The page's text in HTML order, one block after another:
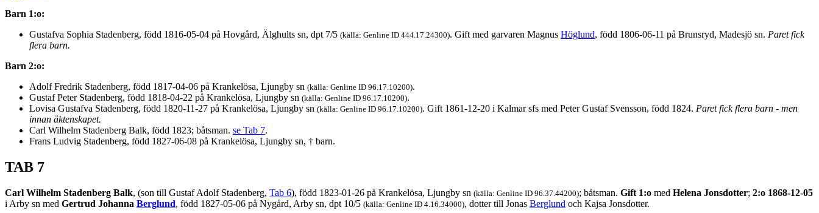
Barn 1:o:
Gustafva Sophia Stadenberg, född 1816-05-04 på Hovgård, Älghults sn, dpt 7/5 (källa: Genline ID 444.17.24300). Gift med garvaren Magnus Höglund, född 1806-06-11 på Brunsryd, Madesjö sn. Paret fick
flera barn.
Barn 2:o:
Adolf Fredrik Stadenberg, född 1817-04-06 på Krankelösa, Ljungby sn (källa: Genline ID 96.17.10200).
Gustaf Peter Stadenberg, född 1818-04-22 på Krankelösa, Ljungby sn (källa: Genline ID 96.17.10200).
Lovisa Gustafva Stadenberg, född 1820-11-27 på Krankelösa, Ljungby sn (källa: Genline ID 96.17.10200). Gift 1861-12-20 i Kalmar sfs med Peter Gustaf Svensson, född 1824. Paret fick flera barn - men
innan äktenskapet.
Carl Wilhelm Stadenberg Balk, född 1823; båtsman. se Tab 7.
Frans Ludvig Stadenberg, född 1827-06-08 på Krankelösa, Ljungby sn, † barn.
TAB 7
Carl Wilhelm Stadenberg Balk, (son till Gustaf Adolf Stadenberg, Tab 6), född 1823-01-26 på Krankelösa, Ljungby sn (källa: Genline ID 96.37.44200); båtsman. Gift 1:o med Helena Jonsdotter; 2:o 1868-12-05
i Arby sn med Gertrud Johanna Berglund, född 1827-05-06 på Nygård, Arby sn, dpt 10/5 (källa: Genline ID 4.16.34000), dotter till Jonas Berglund och Kajsa Jonsdotter.